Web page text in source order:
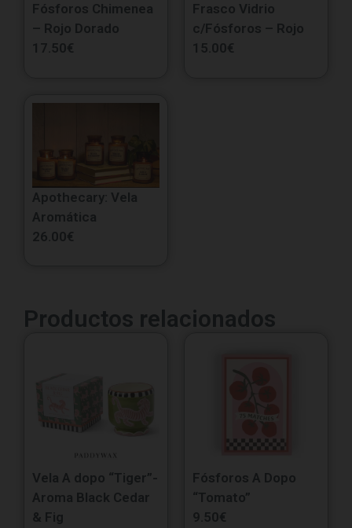
Fósforos Chimenea
– Rojo Dorado
17.50€
Frasco Vidrio
c/Fósforos – Rojo
15.00€
Apothecary: Vela
Aromática
26.00€
Productos relacionados
Vela A dopo “Tiger”-
Aroma Black Cedar
& Fig
Fósforos A Dopo
“Tomato”
9.50€